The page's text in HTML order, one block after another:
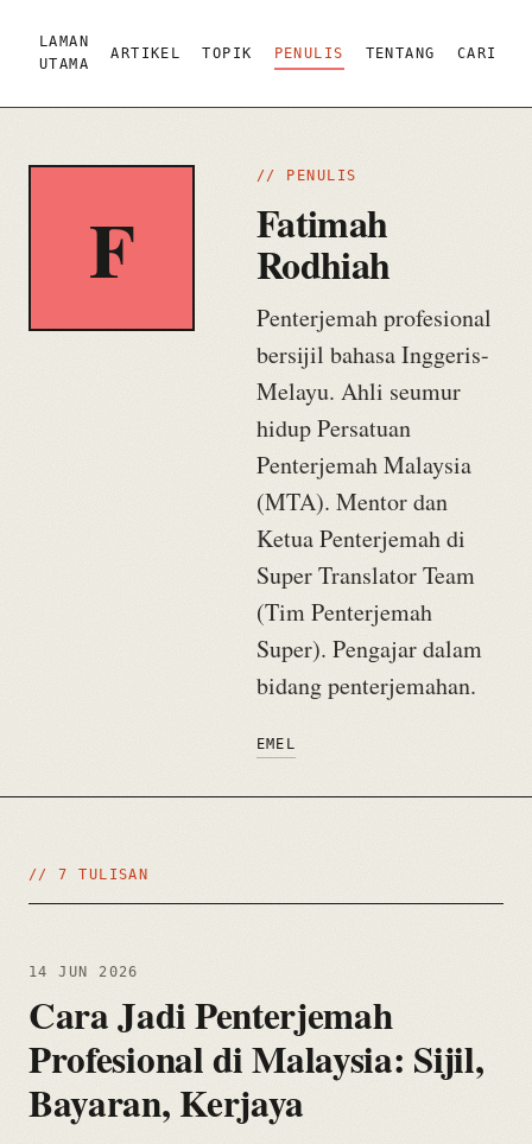
LAMAN
UTAMA
ARTIKEL TOPIK PENULIS TENTANG CARI
F
// PENULIS
Fatimah
Rodhiah
Penterjemah profesional
bersijil bahasa Inggeris-
Melayu. Ahli seumur
hidup Persatuan
Penterjemah Malaysia
(MTA). Mentor dan
Ketua Penterjemah di
Super Translator Team
(Tim Penterjemah
Super). Pengajar dalam
bidang penterjemahan.
EMEL
// 7 TULISAN
14 JUN 2026
Cara Jadi Penterjemah
Profesional di Malaysia: Sijil,
Bayaran, Kerjaya